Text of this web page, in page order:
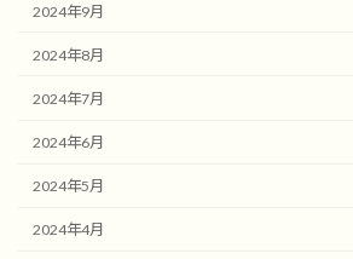
2024年9月
2024年8月
2024年7月
2024年6月
2024年5月
2024年4月